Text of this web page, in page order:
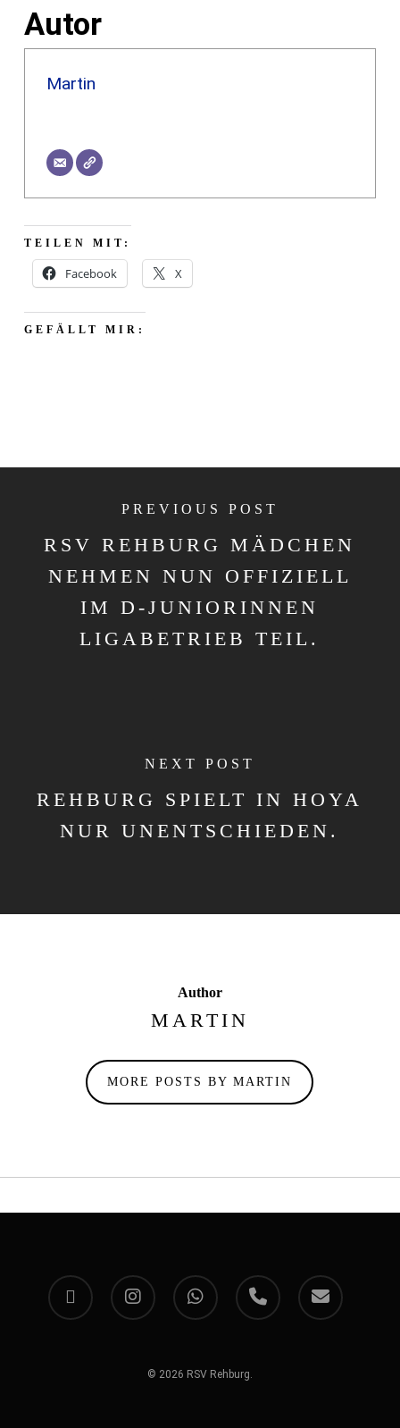
Autor
Martin
TEILEN MIT:
Facebook X
GEFÄLLT MIR:
PREVIOUS POST
RSV REHBURG MÄDCHEN
NEHMEN NUN OFFIZIELL
IM D-JUNIORINNEN
LIGABETRIEB TEIL.
NEXT POST
REHBURG SPIELT IN HOYA
NUR UNENTSCHIEDEN.
Author
MARTIN
MORE POSTS BY MARTIN
facebook instagram whatsapp phone email
© 2026 RSV Rehburg.